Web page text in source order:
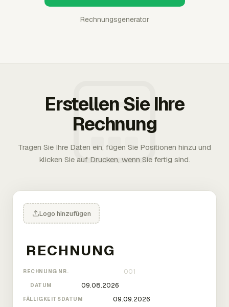
Rechnungsgenerator
Erstellen Sie Ihre
Rechnung
Tragen Sie Ihre Daten ein, fügen Sie Positionen hinzu und
klicken Sie auf Drucken, wenn Sie fertig sind.
Logo hinzufügen
RECHNUNG NR.
DATUM
FÄLLIGKEITSDATUM